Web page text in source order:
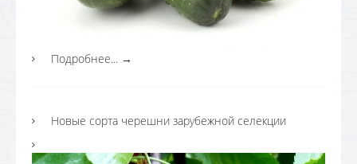
Подробнее... →
Новые сорта черешни зарубежной селекции